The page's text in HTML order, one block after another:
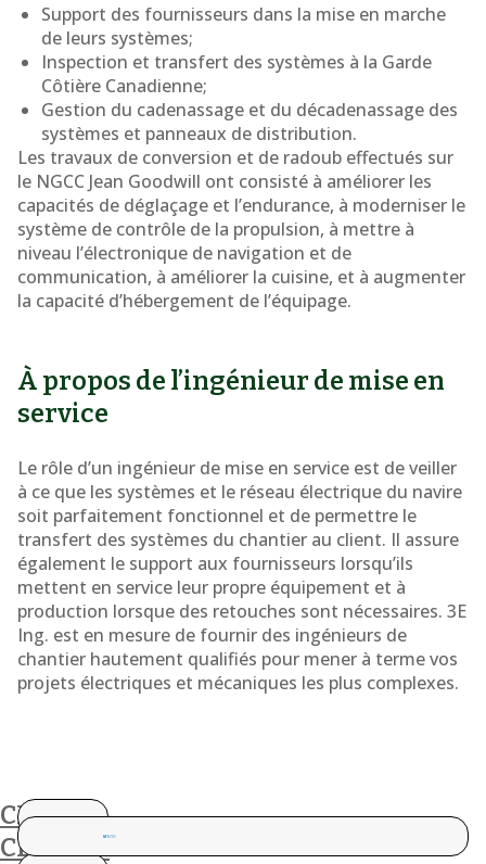
Support des fournisseurs dans la mise en marche
de leurs systèmes;
Inspection et transfert des systèmes à la Garde
Côtière Canadienne;
Gestion du cadenassage et du décadenassage des
systèmes et panneaux de distribution.
Les travaux de conversion et de radoub effectués sur
le NGCC Jean Goodwill ont consisté à améliorer les
capacités de déglaçage et l’endurance, à moderniser le
système de contrôle de la propulsion, à mettre à
niveau l’électronique de navigation et de
communication, à améliorer la cuisine, et à augmenter
la capacité d’hébergement de l’équipage.
À propos de l’ingénieur de mise en
service
Le rôle d’un ingénieur de mise en service est de veiller
à ce que les systèmes et le réseau électrique du navire
soit parfaitement fonctionnel et de permettre le
transfert des systèmes du chantier au client. Il assure
également le support aux fournisseurs lorsqu’ils
mettent en service leur propre équipement et à
production lorsque des retouches sont nécessaires. 3E
Ing. est en mesure de fournir des ingénieurs de
chantier hautement qualifiés pour mener à terme vos
projets électriques et mécaniques les plus complexes.
CES
CLIENTS